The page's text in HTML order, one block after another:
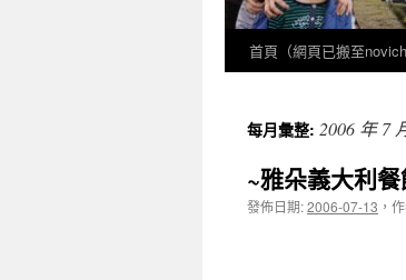
首頁（網頁已搬至
每月彙整: 2006 年 7
~雅朵義大利
發佈日期:2006-07-13 ，